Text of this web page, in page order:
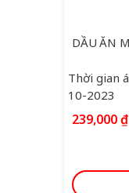
DẦU ĂN
Thời gian
10-2023
239,000₫